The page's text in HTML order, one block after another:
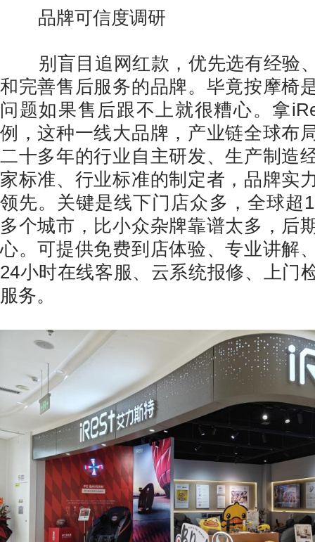
品牌可信度调研
别盲目追网红款，优先选有经验
和完善售后服务的品牌。毕竟按摩椅
问题如果售后跟不上就很糟心。拿
例，这种一线大品牌，产业链全球布
二十多年的行业自主研发、生产制造
家标准、行业标准的制定者，品牌实
领先。关键是线下门店众多，全球超
多个城市，比小众杂牌靠谱太多，后
心。可提供免费到店体验、专业讲解
24小时在线客服、云系统报修、上门
服务。